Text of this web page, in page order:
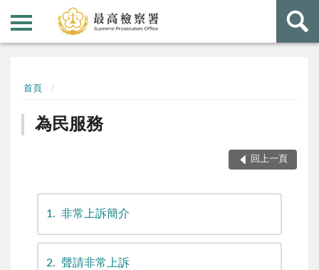
首頁
為民服務
回上一頁
1 非常上訴簡介
2 聲請非常上訴